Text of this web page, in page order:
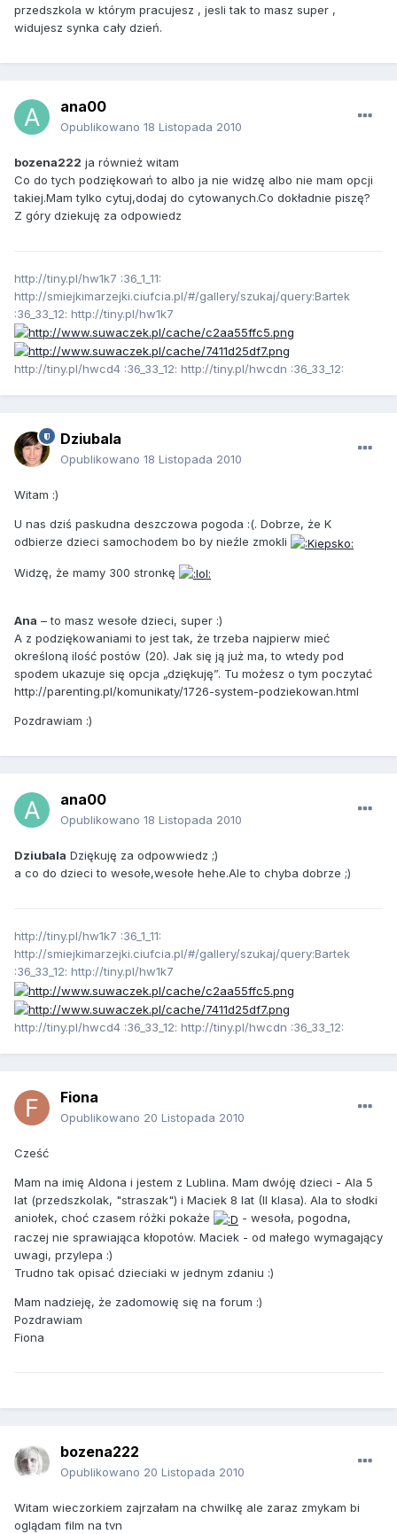
przedszkola w którym pracujesz , jesli tak to masz super ,
widujesz synka cały dzień.
ana00
Opublikowano 18 Listopada 2010
bozena222 ja również witam
Co do tych podziękowań to albo ja nie widzę albo nie mam opcji
takiej.Mam tylko cytuj,dodaj do cytowanych.Co dokładnie piszę?
Z góry dziekuję za odpowiedz
http://tiny.pl/hw1k7 :36_1_11:
http://smiejkimarzejki.ciufcia.pl/#/gallery/szukaj/query:Bartek
:36_33_12: http://tiny.pl/hw1k7
http://tiny.pl/hwcd4 :36_33_12: http://tiny.pl/hwcdn :36_33_12:
Dziubala
Opublikowano 18 Listopada 2010
Witam :)
U nas dziś paskudna deszczowa pogoda :(. Dobrze, że K
odbierze dzieci samochodem bo by nieźle zmokli
Widzę, że mamy 300 stronkę
Ana – to masz wesołe dzieci, super :)
A z podziękowaniami to jest tak, że trzeba najpierw mieć
określoną ilość postów (20). Jak się ją już ma, to wtedy pod
spodem ukazuje się opcja „dziękuję”. Tu możesz o tym poczytać
http://parenting.pl/komunikaty/1726-system-podziekowan.html
Pozdrawiam :)
ana00
Opublikowano 18 Listopada 2010
Dziubala Dziękuję za odpowwiedz ;)
a co do dzieci to wesołe,wesołe hehe.Ale to chyba dobrze ;)
http://tiny.pl/hw1k7 :36_1_11:
http://smiejkimarzejki.ciufcia.pl/#/gallery/szukaj/query:Bartek
:36_33_12: http://tiny.pl/hw1k7
http://tiny.pl/hwcd4 :36_33_12: http://tiny.pl/hwcdn :36_33_12:
Fiona
Opublikowano 20 Listopada 2010
Cześć
Mam na imię Aldona i jestem z Lublina. Mam dwóję dzieci - Ala 5
lat (przedszkolak, "straszak") i Maciek 8 lat (II klasa). Ala to słodki
aniołek, choć czasem różki pokaże
- wesoła, pogodna,
raczej nie sprawiająca kłopotów. Maciek - od małego wymagający
uwagi, przylepa :)
Trudno tak opisać dzieciaki w jednym zdaniu :)
Mam nadzieję, że zadomowię się na forum :)
Pozdrawiam
Fiona
bozena222
Opublikowano 20 Listopada 2010
Witam wieczorkiem zajrzałam na chwilkę ale zaraz zmykam bi
oglądam film na tvn